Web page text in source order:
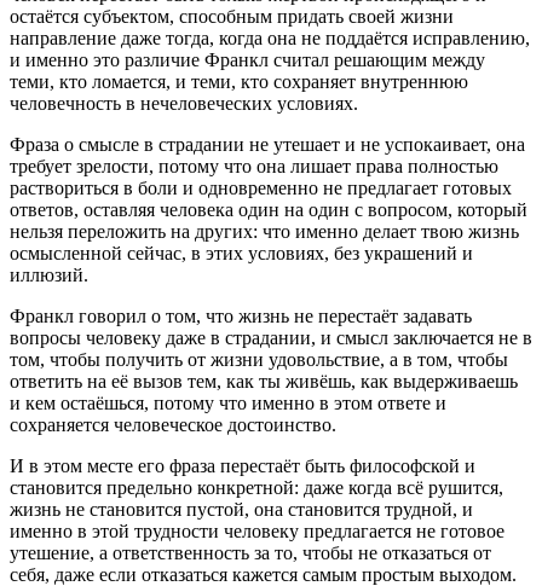
остаётся субъектом, способным придать своей жизни
направление даже тогда, когда она не поддаётся исправлению,
и именно это различие Франкл считал решающим между
теми, кто ломается, и теми, кто сохраняет внутреннюю
человечность в нечеловеческих условиях.
Фраза о смысле в страдании не утешает и не успокаивает, она
требует зрелости, потому что она лишает права полностью
раствориться в боли и одновременно не предлагает готовых
ответов, оставляя человека один на один с вопросом, который
нельзя переложить на других: что именно делает твою жизнь
осмысленной сейчас, в этих условиях, без украшений и
иллюзий.
Франкл говорил о том, что жизнь не перестаёт задавать
вопросы человеку даже в страдании, и смысл заключается не в
том, чтобы получить от жизни удовольствие, а в том, чтобы
ответить на её вызов тем, как ты живёшь, как выдерживаешь
и кем остаёшься, потому что именно в этом ответе и
сохраняется человеческое достоинство.
И в этом месте его фраза перестаёт быть философской и
становится предельно конкретной: даже когда всё рушится,
жизнь не становится пустой, она становится трудной, и
именно в этой трудности человеку предлагается не готовое
утешение, а ответственность за то, чтобы не отказаться от
себя, даже если отказаться кажется самым простым выходом.